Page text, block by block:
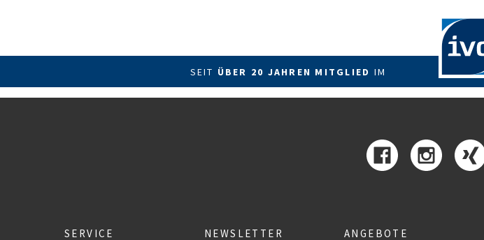
SEIT ÜBER 20 JAHREN MITGLIED IM
SERVICE NEWSLETTER ANGEBOTE